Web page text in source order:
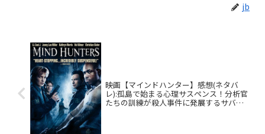
jb
映画【マインドハンター】感想(ネタバ
レ):孤島で始まる心理サスペンス！分析官
たちの訓練が殺人事件に発展するサバイ